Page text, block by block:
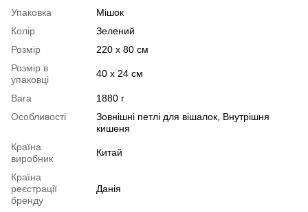
Упаковка
Мішок
Колір
Зелений
Розмір
220 x 80 см
Розмір в
упаковці
40 х 24 см
Вага
1880 г
Особливості
Зовнішні петлі для вішалок, Внутрішня
кишеня
Країна
виробник
Китай
Країна
реєстрації
бренду
Данія